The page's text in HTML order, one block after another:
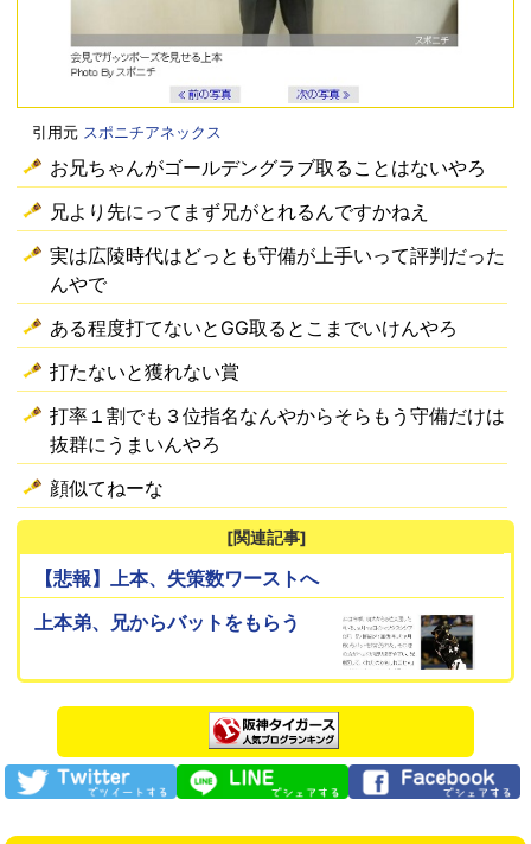
引用元 スポニチアネックス
お兄ちゃんがゴールデングラブ取ることはないやろ
兄より先にってまず兄がとれるんですかねえ
実は広陵時代はどっとも守備が上手いって評判だった
んやで
ある程度打てないとGG取るとこまでいけんやろ
打たないと獲れない賞
打率１割でも３位指名なんやからそらもう守備だけは
抜群にうまいんやろ
顔似てねーな
[関連記事]
【悲報】上本、失策数ワーストへ
上本弟、兄からバットをもらう